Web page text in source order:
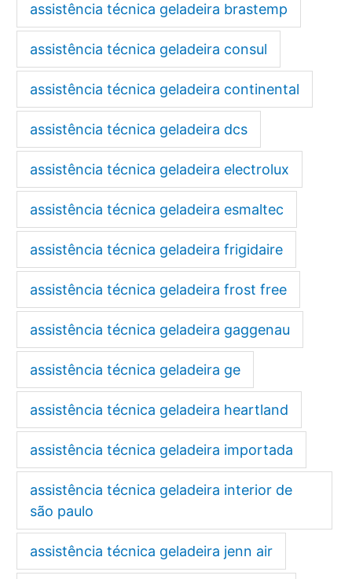
assistência técnica geladeira brastemp
assistência técnica geladeira consul
assistência técnica geladeira continental
assistência técnica geladeira dcs
assistência técnica geladeira electrolux
assistência técnica geladeira esmaltec
assistência técnica geladeira frigidaire
assistência técnica geladeira frost free
assistência técnica geladeira gaggenau
assistência técnica geladeira ge
assistência técnica geladeira heartland
assistência técnica geladeira importada
assistência técnica geladeira interior de
são paulo
assistência técnica geladeira jenn air